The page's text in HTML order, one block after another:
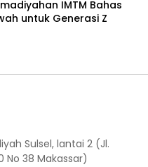
IMTM Bahas
untuk Generasi Z
Sulsel, lantai 2 (Jl.
No 38 Makassar)